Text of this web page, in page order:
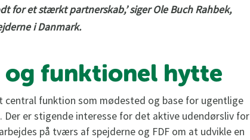
for et stærkt partnerskab,’ siger Ole Buch Rahbek,
i Danmark.
funktionel hytte
central funktion som mødested og base for ugentlige
er stigende interesse for det aktive udendørsliv for
på tværs af spejderne og FDF om at udvikle en